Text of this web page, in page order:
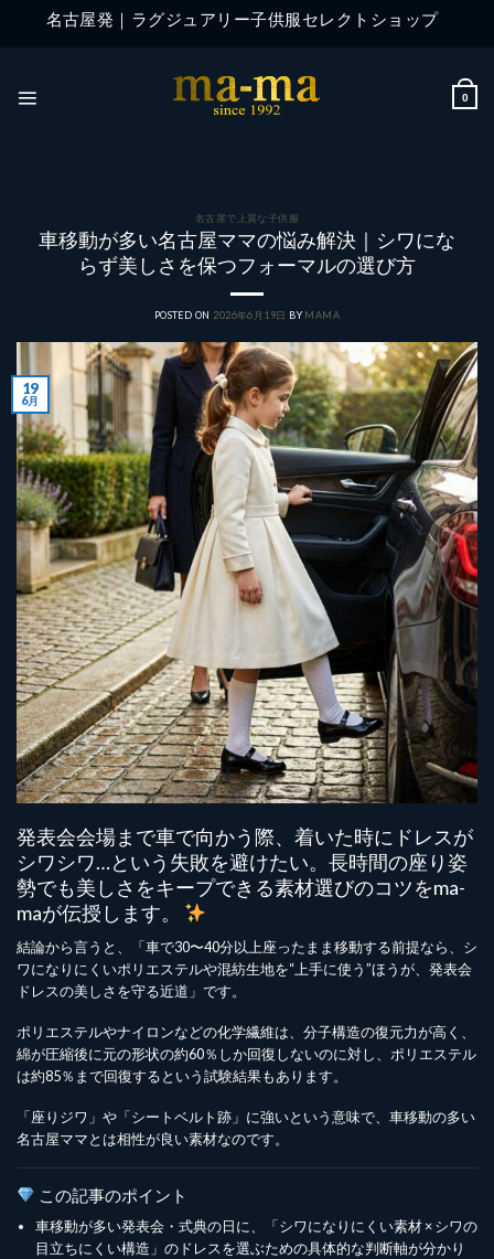
名古屋発｜ラグジュアリー子供服セレクトショップ
0
名古屋で上質な子供服
車移動が多い名古屋ママの悩み解決｜シワにな
らず美しさを保つフォーマルの選び方
POSTED ON 2026年6月19日 BY MAMA
19
6月
発表会会場まで車で向かう際、着いた時にドレスが
シワシワ…という失敗を避けたい。長時間の座り姿
勢でも美しさをキープできる素材選びのコツをma-
maが伝授します。
結論から言うと、「車で30〜40分以上座ったまま移動する前提なら、シ
ワになりにくいポリエステルや混紡生地を“上手に使う”ほうが、発表会
ドレスの美しさを守る近道」です。
ポリエステルやナイロンなどの化学繊維は、分子構造の復元力が高く、
綿が圧縮後に元の形状の約60％しか回復しないのに対し、ポリエステル
は約85％まで回復するという試験結果もあります。
「座りジワ」や「シートベルト跡」に強いという意味で、車移動の多い
名古屋ママとは相性が良い素材なのです。
この記事のポイント
車移動が多い発表会・式典の日に、「シワになりにくい素材 × シワの
目立ちにくい構造」のドレスを選ぶための具体的な判断軸が分かり